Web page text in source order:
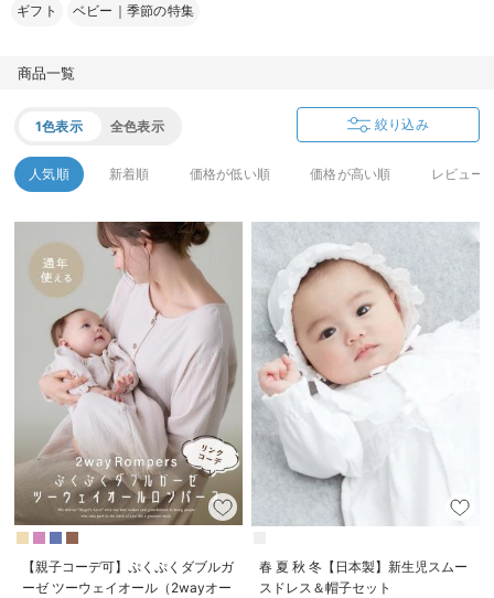
スタイ・よだれかけ（新生児・ベビー）
ベビー帽子（新生児・乳児）
ベビー 小物
赤ちゃん 洗剤・洗濯用品・お掃除
おむつ関連グッズ
快適機能ウェア特集 トップス
快適機能ウェア特集 パジャマ
安心の日本製。先輩ママが買ってよかった！本当に必要な出産準備品
ハレの日に着るANGELIEBEのセレモニー
買って正解！高評価レビューアイテム
冬に可愛いニットがお得！
親子コーデ｜ママとベビーにおすすめ！
便利な育児家電
Gift Selection 出産祝い
ロンパースはいつからいつまで使う？選ぶポイントも解説！
長く使えるアイテム
ギフト ベビー｜季節の特集
商品一覧
1色表示 全色表示 絞り込み
人気順 新着順 価格が低い順 価格が高い順 レビュー
【親子コーデ可】ぷくぷくダブルガ
ーゼ ツーウェイオール（2wayオー
春 夏 秋 冬【日本製】新生児スムー
スドレス＆帽子セット